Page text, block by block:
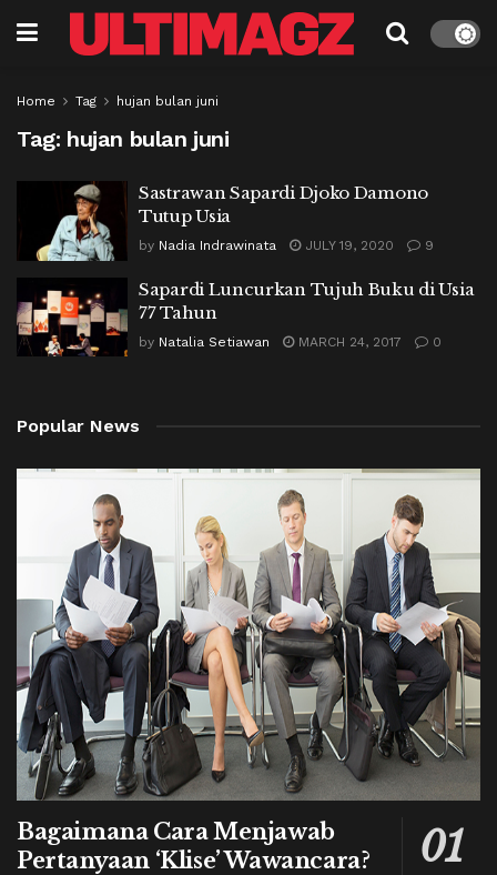
Home Tag hujan bulan juni
Tag: hujan bulan juni
Sastrawan Sapardi Djoko Damono
Tutup Usia
by Nadia Indrawinata JULY 19, 2020 9
Sapardi Luncurkan Tujuh Buku di Usia
77 Tahun
by Natalia Setiawan MARCH 24, 2017 0
Popular News
Bagaimana Cara Menjawab
Pertanyaan ‘Klise’ Wawancara?